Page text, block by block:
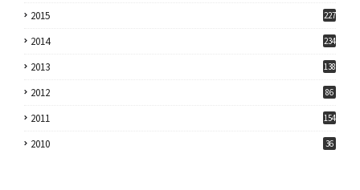
2015 227
2014 234
2013 138
2012 86
2011 154
2010 36